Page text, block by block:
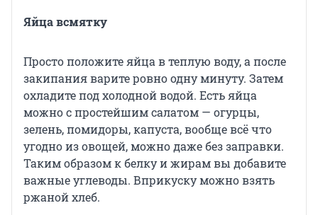
Яйца всмятку
Просто положите яйца в теплую воду, а после
закипания варите ровно одну минуту. Затем
охладите под холодной водой. Есть яйца
можно с простейшим салатом — огурцы,
зелень, помидоры, капуста, вообще всё что
угодно из овощей, можно даже без заправки.
Таким образом к белку и жирам вы добавите
важные углеводы. Вприкуску можно взять
ржаной хлеб.